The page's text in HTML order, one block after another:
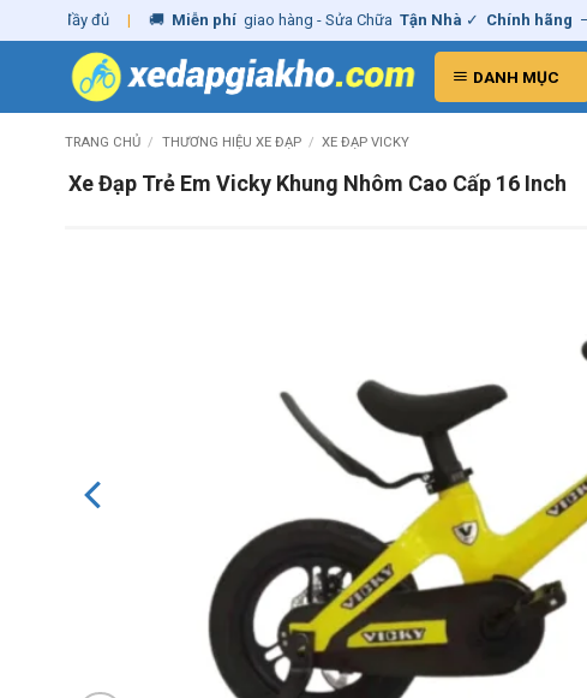
to
đầy đủ | 🚚 Miễn phí giao hàng - Sửa Chữa Tận Nhà ✓ Chính hãng – Xuất
DANH MỤC
TRANG CHỦ / THƯƠNG HIỆU XE ĐẠP / XE ĐẠP VICKY
Xe Đạp Trẻ Em Vicky Khung Nhôm Cao Cấp 16 Inch